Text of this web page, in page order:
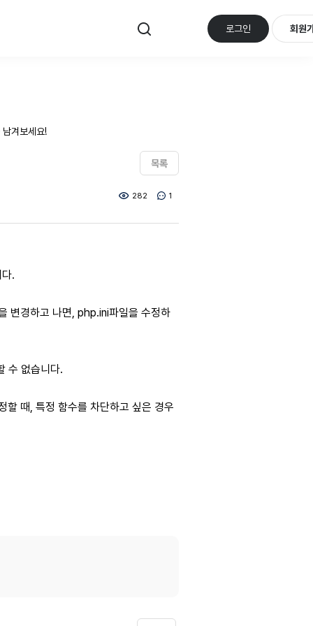
로그인 회원
겨보세요!
목록
282 1
.
변경하고 나면, php.ini파일을 수정하
수 없습니다.
때, 특정 함수를 차단하고 싶은 경우